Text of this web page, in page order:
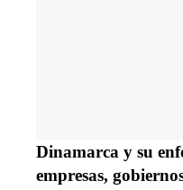
Dinamarca y su
empresas,